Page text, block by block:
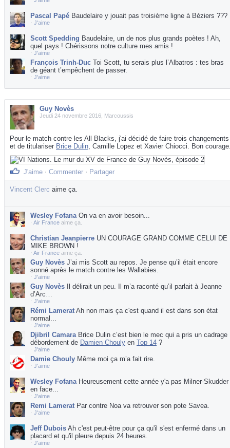
Pascal Papé Baudelaire y jouait pas troisième ligne à Béziers ???
⋅ J'aime
Scott Spedding Baudelaire, un de nos plus grands poètes ! Ah,
quel pays ! Chérissons notre culture mes amis !
⋅ J'aime
François Trinh-Duc Toi Scott, tu serais plus l’Albatros : tes bras
de géant t’empêchent de passer.
⋅ J'aime
Guy Novès
Jeudi 24 novembre 2016, Marcoussis
Pour le match contre les All Blacks, j'ai décidé de faire trois changements
et de titulariser Brice Dulin, Camille Lopez et Xavier Chiocci. Bon
J'aime ⋅ Commenter ⋅ Partager
Vincent Clerc aime ça.
Wesley FofanaOn va en avoir besoin...
⋅ Air France aime ça.
Christian Jeanpierre UN COURAGE GRAND COMME CELUI DE
MIKE BROWN !
⋅ Air France aime ça.
Guy Novès J’ai mis Scott au repos. Je pense qu’il était encore
sonné après le match contre les Wallabies.
⋅ J'aime
Guy Novès Il délirait un peu. Il m’a raconté qu’il parlait à Jeanne
d’Arc…
⋅ J'aime
Rémi Lamerat Ah non mais ça c'est quand il est dans son état
normal...
⋅ J'aime
Djibril CamaraBrice Dulin c’est bien le mec qui a pris un cadrage
débordement de Damien Chouly en Top 14 ?
⋅ J'aime
Damie Chouly Même moi ça m’a fait rire.
⋅ J'aime
Wesley FofanaHeureusement cette année y'a pas Milner-Skudder
en face...
⋅ J'aime
Remi Lamerat Par contre Noa va retrouver son pote Savea.
⋅ J'aime
Jeff Dubois Ah c'est peut-être pour ça qu'il s'est enfermé dans un
placard et qu'il pleure depuis 24 heures.
⋅ J'aime